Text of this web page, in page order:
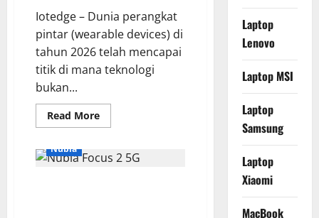
Iotedge – Dunia perangkat
pintar (wearable devices) di
tahun 2026 telah mencapai
titik di mana teknologi
bukan...
Read MoreRead
more
Watch
X2,
Nubia
Laptop
Lenovo
Laptop MSI
Laptop
Samsung
Laptop
Xiaomi
MacBook